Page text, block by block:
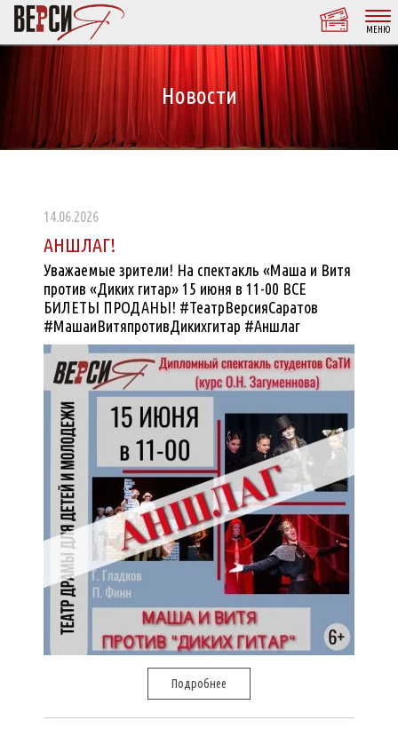
МЕНЮ
Новости
14.06.2026
АНШЛАГ!
Уважаемые зрители! На спектакль «Маша и Витя
против «Диких гитар» 15 июня в 11-00 ВСЕ
БИЛЕТЫ ПРОДАНЫ! #ТеатрВерсияСаратов
#МашаиВитяпротивДикихгитар #Аншлаг
Подробнее